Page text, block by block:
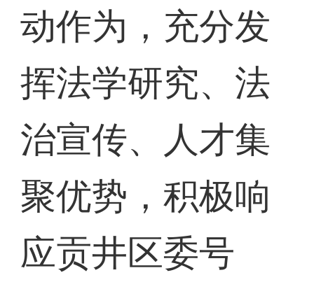
动作为，充分发
挥法学研究、法
治宣传、人才集
聚优势，积极响
应贡井区委号